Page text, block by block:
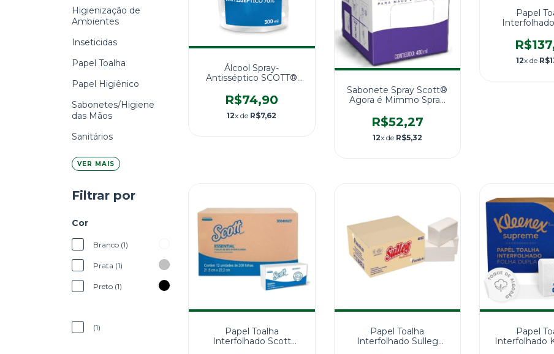
Higienização de
Ambientes
Inseticidas
Papel Toalha
Papel Higiênico
Sabonetes/Higiene
das Mãos
Sanitários
VER MAIS
Filtrar por
Cor
Branco (1)
Prata (1)
Preto (1)
(1)
Álcool Spray-
Antisséptico SCOTT®
Kimberly Clark
R$74,90
12x de R$7,62
Sabonete Spray Scott®
Agora é Mimmo Spray
R$52,27
12x de R$5,32
Papel
Caixa com
12x de
Papel Toalha
Interfolhado Scott
Papel Toalha
Interfolhado Sulleg
Papel
Interfolhado